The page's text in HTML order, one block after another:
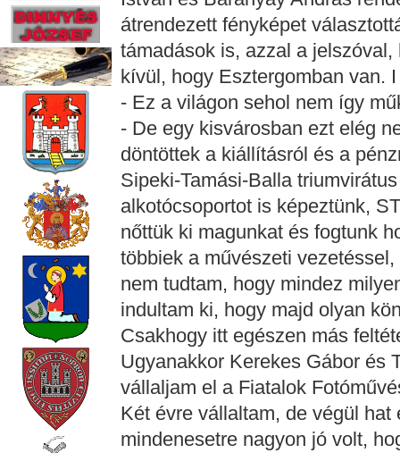
átrendezett fényképet
támadások is, azzal a
kívül, hogy Esztergomban van. I
- Ez a világon sehol nem így
- De egy kisvárosban ezt elég
döntöttek a kiállításról és a
Sipeki-Tamási-Balla
alkotócsoportot is képeztünk,
nőttük ki magunkat és fogtunk
többiek a művészeti
nem tudtam, hogy mindez
indultam ki, hogy majd olyan
Csakhogy itt egészen más
Ugyanakkor Kerekes Gábor és
vállaljam el a Fiatalok
Két évre vállaltam, de végül hat
mindenesetre nagyon jó volt,